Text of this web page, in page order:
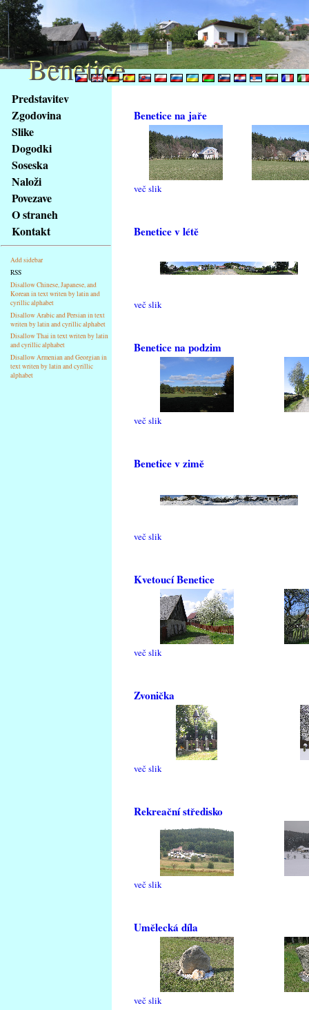
obsah
stránky
Klávesové
zkratky
tomto
webu
základní
Hlavní
strana
Predstavitev
Zgodovina
Slike
Dogodki
Soseska
Naloži
Povezave
O straneh
Kontakt
Add sidebar
RSS
Disallow Chinese, Japanese, and
Korean in text writen by latin and
cyrillic alphabet
Disallow Arabic and Persian in text
writen by latin and cyrillic alphabet
Disallow Thai in text writen by latin
and cyrillic alphabet
Disallow Armenian and Georgian in
text writen by latin and cyrillic
alphabet
Benetice na jaře
več slik
Benetice v létě
več slik
Benetice na podzim
več slik
Benetice v zimě
več slik
Kvetoucí Benetice
več slik
Zvonička
več slik
Rekreační středisko
več slik
Umělecká díla
več slik
Benetice
Benetice